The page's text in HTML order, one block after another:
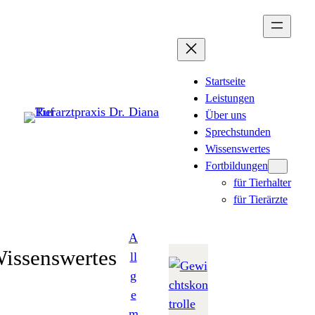
Startseite
Leistungen
Über uns
Sprechstunden
Wissenswertes
Fortbildungen
für Tierhalter
für Tierärzte
A
ll
g
e